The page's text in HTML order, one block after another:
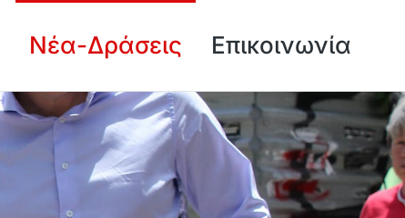
Νέα-Δράσεις Επικοινωνία